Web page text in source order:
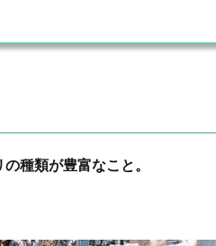
種類が豊富なこと。